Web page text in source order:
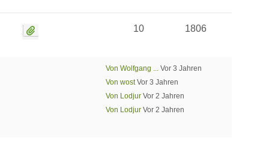
1806
10
Von Wolfgang ... Vor 3 Jahren
Von wostVor 3 Jahren
Von Lodjur Vor 2 Jahren
Von Lodjur Vor 2 Jahren